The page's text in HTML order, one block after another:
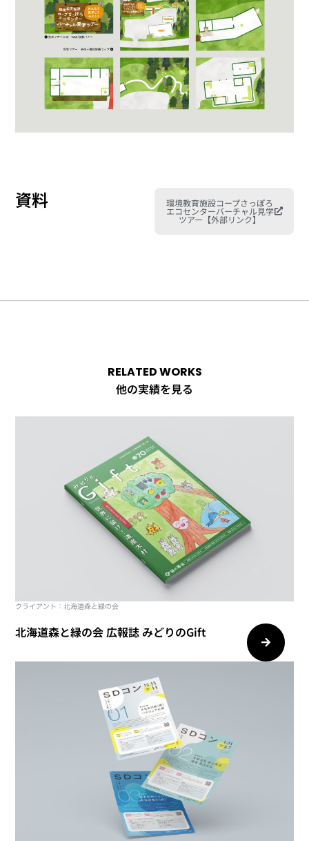
資料 環境教育施設コープさっぽろ
エコセンターバーチャル見学
ツアー【外部リンク】
RELATED WORKS
他の実績を見る
クライアント：北海道森と緑の会
北海道森と緑の会 広報誌 みどりのGift